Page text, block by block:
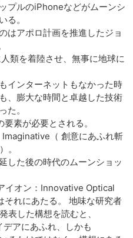
プルのiPhoneなどがムーンシ
る。
はアポロ計画を推進したジョ
類を着陸させ、無事に地球に
インターネットもなかった時
、膨大な時間と卓越した技術
た。
素が必要とされる。
（ 創意にあふれ斬
。
した後の時代のムーンショッ
イオン：Innovative Optical
れにあたる。 地味な研究者
表した構想を読むと、
アにあふれ、しかも